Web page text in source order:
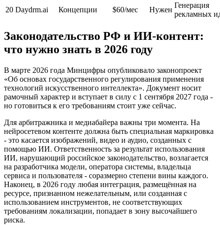
20 Daydrm.ai Концепции $60/мес Нужен
Генерация
рекламных
Законодательство РФ и ИИ-контент:
что нужно знать в 2026 году
В марте 2026 года Минцифры опубликовало законопроект
«Об основах государственного регулирования применения
технологий искусственного интеллекта». Документ носит
рамочный характер и вступает в силу с 1 сентября 2027 года -
но готовиться к его требованиям стоит уже сейчас.
Для арбитражника и медиабайера важны три момента. На
нейросетевом контенте должна быть специальная маркировка
- это касается изображений, видео и аудио, созданных с
помощью ИИ. Ответственность за результат использования
ИИ, нарушающий российское законодательство, возлагается
на разработчика модели, оператора системы, владельца
сервиса и пользователя - соразмерно степени вины каждого.
Наконец, в 2026 году любая интеграция, размещённая на
ресурсе, признанном нежелательным, или созданная с
использованием инструментов, не соответствующих
требованиям локализации, попадает в зону высочайшего
риска.